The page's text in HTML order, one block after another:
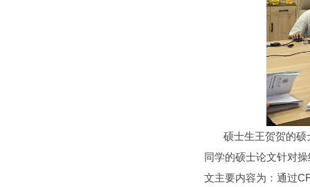
硕士生王贺贺的硕士
同学的硕士论文针对
文主要内容为：通过